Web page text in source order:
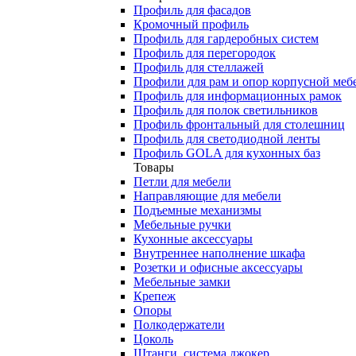
Профиль для фасадов
Кромочный профиль
Профиль для гардеробных систем
Профиль для перегородок
Профиль для стеллажей
Профили для рам и опор корпусной
Профиль для информационных рамок
Профиль для полок светильников
Профиль фронтальный для столешниц
Профиль для светодиодной ленты
Профиль GOLA для кухонных баз
Товары
Петли для мебели
Направляющие для мебели
Подъемные механизмы
Мебельные ручки
Кухонные аксессуары
Внутреннее наполнение шкафа
Розетки и офисные аксессуары
Мебельные замки
Крепеж
Опоры
Полкодержатели
Цоколь
Штанги, система джокер